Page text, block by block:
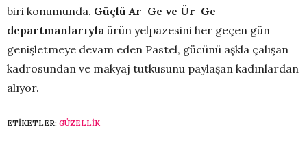
biri konumunda. Güçlü Ar-Ge ve Ür-Ge
departmanlarıyla ürün yelpazesini her geçen gün
genişletmeye devam eden Pastel, gücünü aşkla çalışan
kadrosundan ve makyaj tutkusunu paylaşan kadınlardan
alıyor.
ETIKETLER: GÜZELLIK